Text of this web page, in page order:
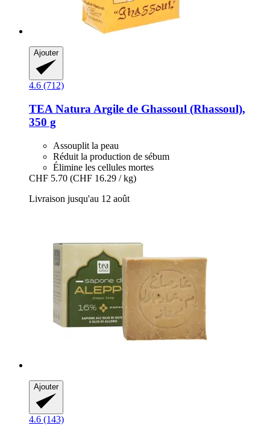
Ajouter
4.6 (712)
TEA Natura Argile de Ghassoul (Rhassoul),
350 g
Assouplit la peau
Réduit la production de sébum
Élimine les cellules mortes
CHF 5.70 (CHF 16.29 / kg)
Livraison jusqu'au 12 août
Ajouter
4.6 (143)